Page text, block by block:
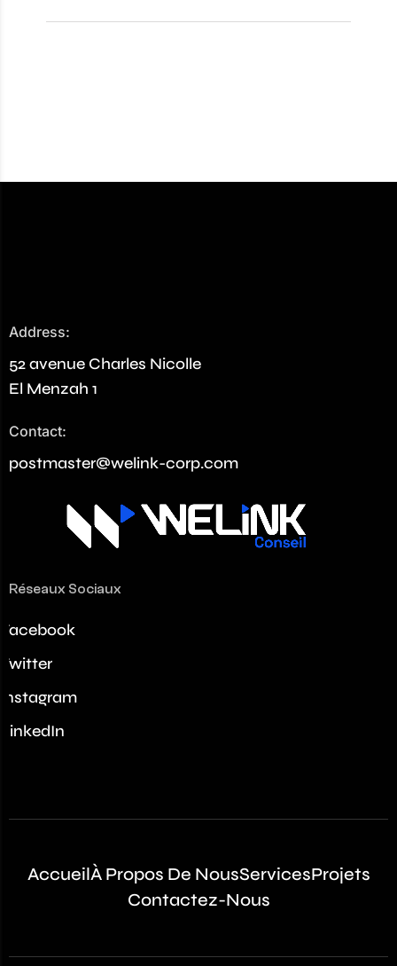
Address:
52 avenue Charles Nicolle
El Menzah 1
Contact:
postmaster@welink-corp.com
Réseaux Sociaux
Facebook
Twitter
Instagram
LinkedIn
AccueilÀ Propos De NousServicesProjets
Contactez-Nous